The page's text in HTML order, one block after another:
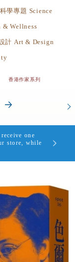
科學專題 Science
& Wellness
計 Art & Design
香港作家系列
one
store, while